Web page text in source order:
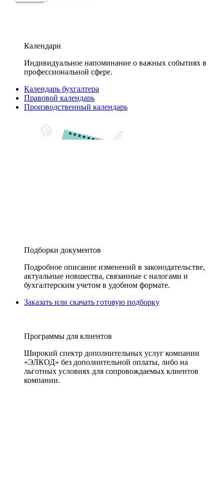
Календари
Индивидуальное напоминание о важных событиях в
профессиональной сфере.
Календарь бухгалтера
Правовой календарь
Производственный календарь
Подборки документов
Подробное описание изменений в законодательстве,
актуальные новшества, связанные с налогами и
бухгалтерским учетом в удобном формате.
Заказать или скачать готовую подборку
Программы для клиентов
Широкий спектр дополнительных услуг компании
«ЭЛКОД» без дополнительной оплаты, либо на
льготных условиях для сопровождаемых клиентов
компании.